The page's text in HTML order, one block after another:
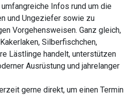
Infos rund um die
und Ungeziefer sowie zu
Vorgehensweisen. Ganz gleich,
Silberfischchen,
Lästlinge handelt, unterstützen
Ausrüstung und jahrelanger
gerne direkt, um einen Termin